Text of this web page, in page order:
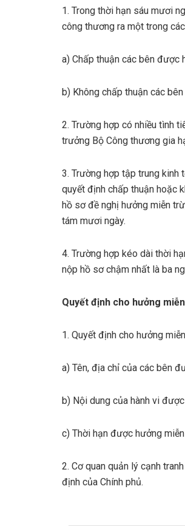
1. Trong thời hạn sáu mươi
công thương ra một trong
a) Chấp thuận các bên được
b) Không chấp thuận các
2. Trường hợp có nhiều tình
trưởng Bộ Công thương gia
3. Trường hợp tập trung kinh
quyết định chấp thuận hoặc
hồ sơ đề nghị hưởng miễn
tám mươi ngày.
4. Trường hợp kéo dài thời
nộp hồ sơ chậm nhất là ba
Quyết định cho hưởng
1. Quyết định cho hưởng
a) Tên, địa chỉ của các bên
b) Nội dung của hành vi
c) Thời hạn được hưởng
2. Cơ quan quản lý cạnh
định của Chính phủ.